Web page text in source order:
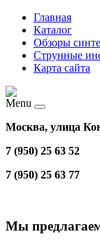
Главная
Каталог
Обзоры
Струнные
Карта сайта
Menu
Москва, улица
7 (950) 25 63 52
7 (950) 25 63 77
Мы